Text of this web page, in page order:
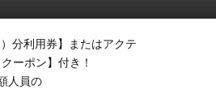
分利用券】またはアクテ
ーポン】付き！
人員の